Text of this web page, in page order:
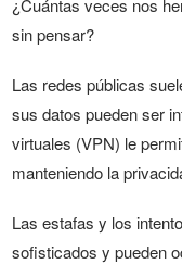
¿Cuántas veces nos
sin pensar?
Las redes públicas
sus datos pueden ser
virtuales (VPN) le
manteniendo la
Las estafas y los
sofisticados y pueden